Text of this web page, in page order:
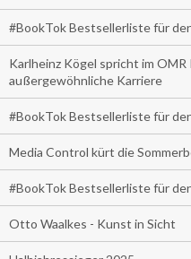
#BookTok Bestsellerliste für
Karlheinz Kögel spricht im
außergewöhnliche Karriere
#BookTok Bestsellerliste für
Media Control kürt die
#BookTok Bestsellerliste für
Otto Waalkes - Kunst in Sicht